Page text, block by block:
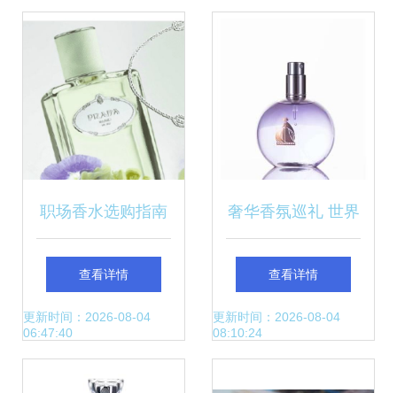
职场香水选购指南
八款助你专业度UP
的职场香水推荐
查看详情
更新时间：2026-08-04
06:47:40
奢华香氛巡礼 世界
十大名牌香水与
CRD克徕帝珠宝的
查看详情
更新时间：2026-08-04
08:10:24